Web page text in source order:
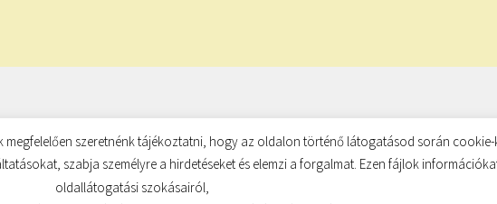
szeretnénk tájékoztatni, hogy az oldalon történő látogatásod során
szabja személyre a hirdetéseket és elemzi a forgalmat. Ezen fájlok
oldallátogatási szokásairól,